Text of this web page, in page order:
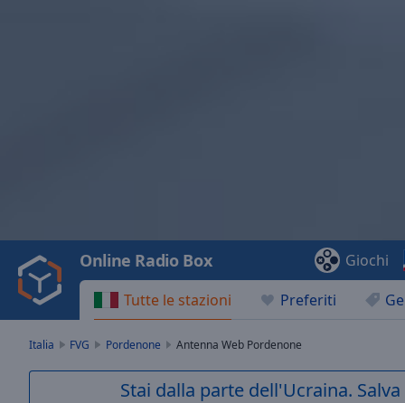
Video
Play
Backward
Skip
Current
Tutte le stazioni Preferiti
Online Radio Box Giochi
Italia FVG Pordenone Antenna Web Pordenone
Stai dalla parte dell'Ucraina.